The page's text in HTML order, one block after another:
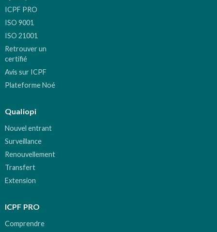
ICPF PRO
ISO 9001
ISO 21001
Retrouver un
certifié
Avis sur ICPF
Plateforme Noé
Qualiopi
Nouvel entrant
Surveillance
Renouvellement
Transfert
Extension
ICPF PRO
Comprendre